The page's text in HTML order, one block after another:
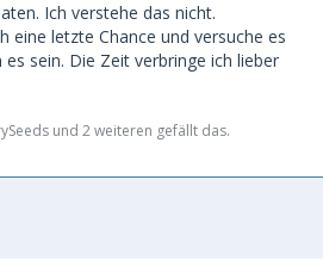
von ghosting. Teilweise sogar nach
wirklich nicht was das soll und ich
davor.
frage ich mich immernoch wie er
Anfragen. Aber die wenigsten
an einem als Person oder einem
Ich verstehe das nicht.
eine letzte Chance und versuche es
sein. Die Zeit verbringe ich lieber
und 2 weiteren gefällt das.